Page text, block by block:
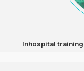
Inhospital